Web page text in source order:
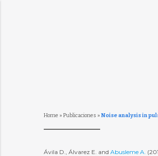
Home » Publicaciones » Noise analysis in
Ávila D., Álvarez E. and Abusleme A.